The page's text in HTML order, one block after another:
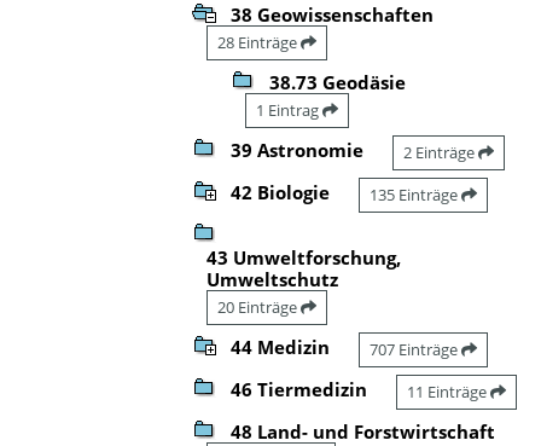
38 Geowissenschaften
28 Einträge
38.73 Geodäsie
1 Eintrag
39 Astronomie 2 Einträge
42 Biologie 135 Einträge
43 Umweltforschung,
Umweltschutz
20 Einträge
44 Medizin 707 Einträge
46 Tiermedizin 11 Einträge
48 Land- und Forstwirtschaft